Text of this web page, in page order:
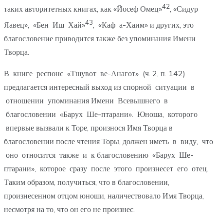
таких авторитетных книгах, как «Йосеф Омец»42 , «Сидур
Яавец», «Бен Иш Хай»43, «Каф а-Хаим» и других, это
благословение приводится также без упоминания Имени
Творца.
В книге респонс «Тшувот ве-Анагот» (ч. 2, п. 142)
предлагается интересный выход из спорной ситуации в
отношении упоминания Имени Всевышнего в
благословении «Барух Ше-птарани». Юноша, которого
впервые вызвали к Торе, произнося Имя Творца в
благословении после чтения Торы, должен иметь в виду, что
оно относится также и к благословению «Барух Ше-
птарани», которое сразу после этого произнесет его отец.
Таким образом, получиться, что в благословении,
произнесенном отцом юноши, наличествовало Имя Творца,
несмотря на то, что он его не произнес.